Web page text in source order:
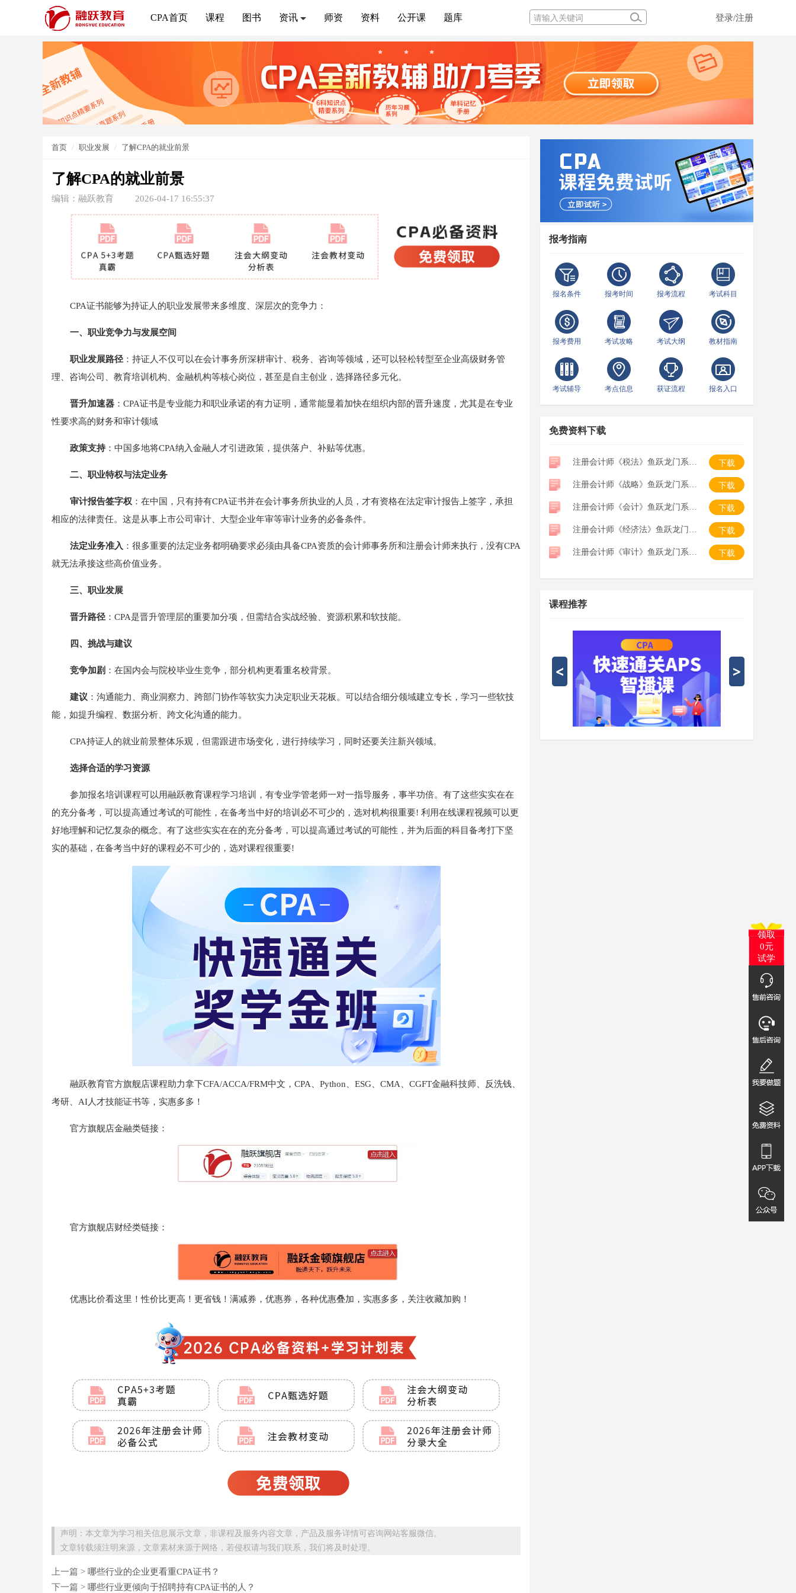
CPA首页 课程 图书 资讯 师资 资料 公开课 题库 登录/注册
首页 职业发展 了解CPA的就业前景
了解CPA的就业前景
编辑：融跃教育 2026-04-17 16:55:37
CPA证书能够为持证人的职业发展带来多维度、深层次的竞争力：
一、职业竞争力与发展空间
职业发展路径：持证人不仅可以在会计事务所深耕审计、税务、咨询等领域，还可以轻松转型至企业高级财务管
理、咨询公司、教育培训机构、金融机构等核心岗位，甚至是自主创业，选择路径多元化。
晋升加速器：CPA证书是专业能力和职业承诺的有力证明，通常能显着加快在组织内部的晋升速度，尤其是在专业
性要求高的财务和审计领域
政策支持：中国多地将CPA纳入金融人才引进政策，提供落户、补贴等优惠。
二、职业特权与法定业务
审计报告签字权 ：在中国，只有持有CPA证书并在会计事务所执业的人员，才有资格在法定审计报告上签字，承担
相应的法律责任。这是从事上市公司审计、大型企业年审等审计业务的必备条件。
法定业务准入 ：很多重要的法定业务都明确要求必须由具备CPA资质的会计师事务所和注册会计师来执行，没有CPA
就无法承接这些高价值业务。
三、职业发展
晋升路径：CPA是晋升管理层的重要加分项，但需结合实战经验、资源积累和软技能。
四、挑战与建议
竞争加剧 ：在国内会与院校毕业生竞争，部分机构更看重名校背景。
建议 ：沟通能力、商业洞察力、跨部门协作等软实力决定职业天花板。可以结合细分领域建立专长，学习一些软技
能，如提升编程、数据分析、跨文化沟通的能力。
CPA持证人的就业前景整体乐观，但需跟进市场变化，进行持续学习，同时还要关注新兴领域。
选择合适的学习资源
参加报名培训课程可以用融跃教育课程学习培训，有专业学管老师一对一指导服务，事半功倍。有了这些实实在在
的充分备考，可以提高通过考试的可能性，在备考当中好的培训必不可少的，选对机构很重要! 利用在线课程视频可以更
好地理解和记忆复杂的概念。有了这些实实在在的充分备考，可以提高通过考试的可能性，并为后面的科目备考打下坚
实的基础，在备考当中好的课程必不可少的，选对课程很重要!
融跃教育官方旗舰店课程助力拿下CFA/ACCA/FRM中文，CPA、Python、ESG、CMA、CGFT金融科技师、反洗钱、
考研、AI人才技能证书等，实惠多多！
官方旗舰店金融类链接：
官方旗舰店财经类链接：
优惠比价看这里！性价比更高！更省钱！满减券，优惠券，各种优惠叠加，实惠多多，关注收藏加购！
声明：本文章为学习相关信息展示文章，非课程及服务内容文章，产品及服务详情可咨询网站客服微信。
文章转载须注明来源，文章素材来源于网络，若侵权请与我们联系，我们将及时处理。
上一篇 > 哪些行业的企业更看重CPA证书？
下一篇 > 哪些行业更倾向于招聘持有CPA证书的人？
报考指南
报名条件 报考时间 报考流程 考试科目
报考费用 考试攻略 考试大纲 教材指南
考试辅导 考点信息 获证流程 报名入口
免费资料下载
注册会计师《税法》鱼跃龙门系列口袋书 下载
注册会计师《战略》鱼跃龙门系列口袋书 下载
注册会计师《会计》鱼跃龙门系列口袋书 下载
注册会计师《经济法》鱼跃龙门系列口袋书 下载
注册会计师《审计》鱼跃龙门系列口袋书 下载
课程推荐
0元
试学